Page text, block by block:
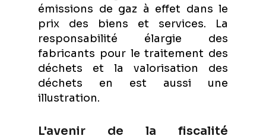
émissions de gaz à effet dans le
prix des biens et services. La
responsabilité élargie des
fabricants pour le traitement des
déchets et la valorisation des
déchets en est aussi une
illustration.
L'avenir de la fiscalité